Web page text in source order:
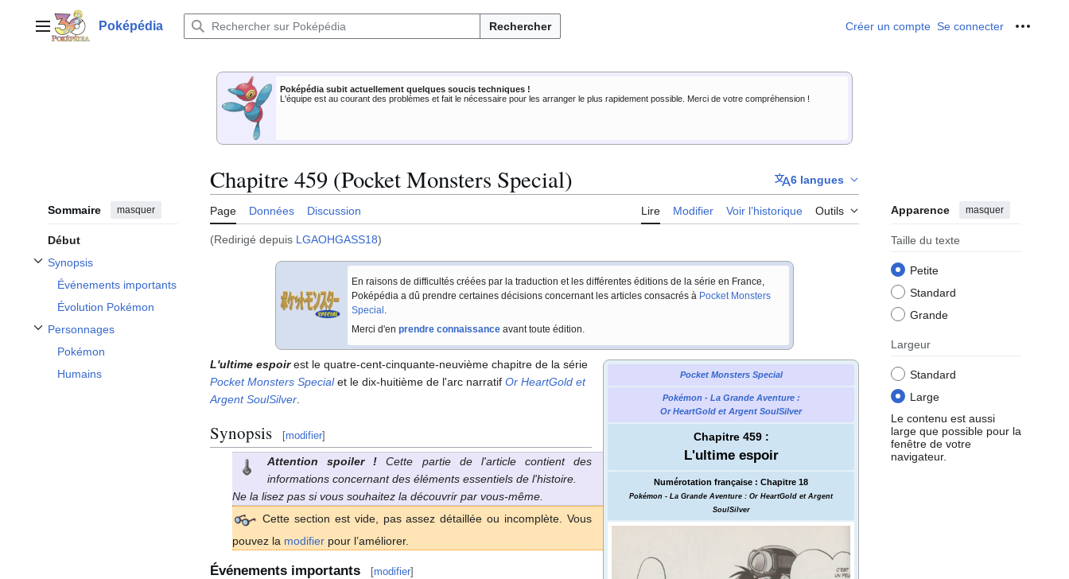
contenuMenu principalPoképédia Rechercher Créer un compte Se connecter Outils
Poképédia subit actuellement quelques soucis techniques !
L'équipe est au courant des problèmes et fait le nécessaire pour les arranger le plus rapidement possible. Merci de votre compréhension !
Sommaire masquer
Début
Synopsis
Afficher / masquer la sous-section Synopsis
Événements importants
Évolution Pokémon
Personnages
Afficher / masquer la sous-section Personnages
Pokémon
Humains
Chapitre 459 (Pocket Monsters Special) 6 langues
Page Données Discussion Lire Modifier Voir l’historique Outils Apparence masquer
Taille du texte
Petite
Standard
Grande
Largeur
Standard
Large
Le contenu est aussi
large que possible pour la
fenêtre de votre
navigateur.
(Redirigé depuis LGAOHGASS18)
En raisons de difficultés créées par la traduction et les différentes éditions de la série en France,
Poképédia a dû prendre certaines décisions concernant les articles consacrés à Pocket Monsters
Special .
Merci d'en prendre connaissanceavant toute édition.
Pocket Monsters Special
Pokémon - La Grande Aventure :
Or HeartGold et Argent SoulSilver
Chapitre 459 :
L'ultime espoir
Numérotation française : Chapitre 18
Pokémon - La Grande Aventure : Or HeartGold et Argent
SoulSilver
L'ultime espoirest le quatre-cent-cinquante-neuvième chapitre de la série
Pocket Monsters Specialet le dix-huitième de l'arc narratif Or HeartGold et
Argent SoulSilver
Synopsis [modifier]
Attention spoiler ! Cette partie de l'article contient des
informations concernant des éléments essentiels de l'histoire.
Ne la lisez pas si vous souhaitez la découvrir par vous-même.
Cette section est vide, pas assez détaillée ou incomplète. Vous
pouvez la modifier pour l’améliorer.
Événements importants [modifier]